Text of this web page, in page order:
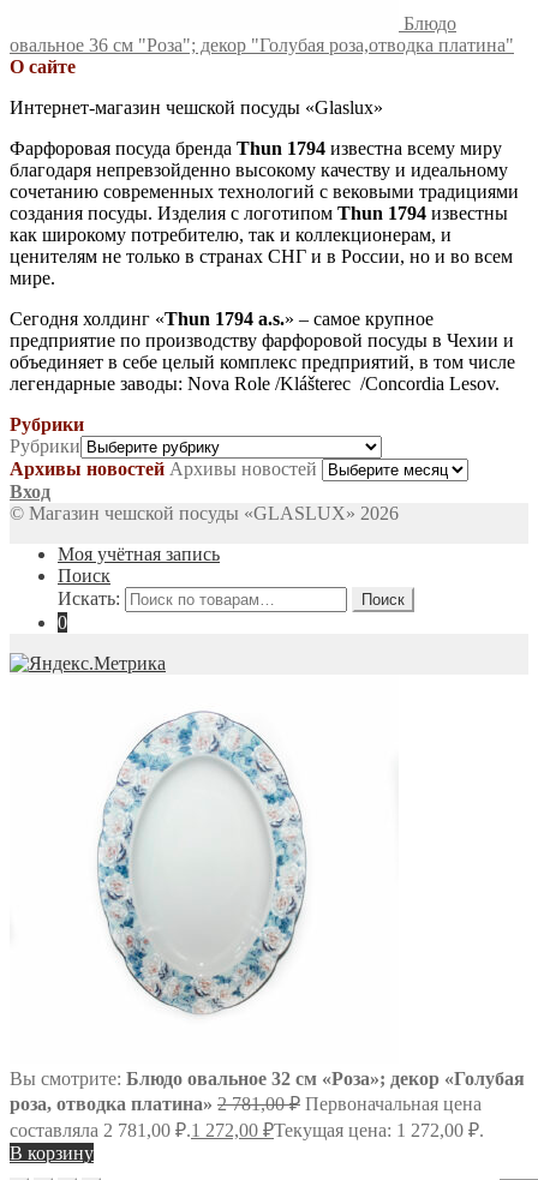
Блюдо
овальное 36 см "Роза"; декор "Голубая роза,отводка платина"
О сайте
Интернет-магазин чешской посуды «Glaslux»
Фарфоровая посуда бренда Thun 1794 известна всему миру
благодаря непревзойденно высокому качеству и идеальному
сочетанию современных технологий с вековыми традициями
создания посуды. Изделия с логотипом Thun 1794 известны
как широкому потребителю, так и коллекционерам, и
ценителям не только в странах СНГ и в России, но и во всем
мире.
Сегодня холдинг «Thun 1794 a.s.» – самое крупное
предприятие по производству фарфоровой посуды в Чехии и
объединяет в себе целый комплекс предприятий, в том числе
легендарные заводы: Nova Role /Klášterec /Concordia Lesov.
Рубрики
Рубрики
Архивы новостей Архивы новостей
Вход
© Магазин чешской посуды «GLASLUX» 2026
Моя учётная запись
Поиск
Искать:
Поиск
0
Вы смотрите: Блюдо овальное 32 см «Роза»; декор «Голубая
роза, отводка платина» 2 781,00₽ Первоначальная цена
составляла 2 781,00 ₽.1 272,00 ₽Текущая цена: 1 272,00 ₽.
В корзину